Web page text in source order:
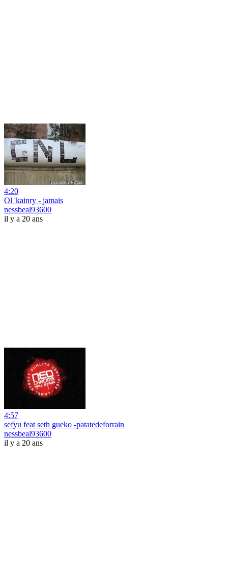
4:20
Ol 'kainry - jamais
nessbeal93600
il y a 20 ans
4:57
sefyu feat seth gueko -patatedeforrain
nessbeal93600
il y a 20 ans